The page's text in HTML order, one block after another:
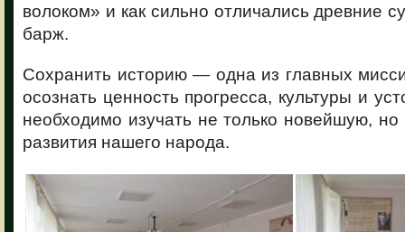
волоком» и как сильно отличались древние
барж.
Сохранить историю — одна из главных
осознать ценность прогресса, культуры и
необходимо изучать не только новейшую,
развития нашего народа.